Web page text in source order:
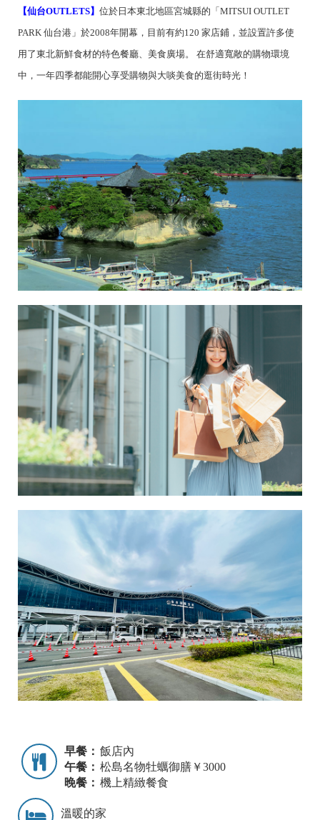
【仙台OUTLETS】 位於日本東北地區宮城縣的「MITSUI OUTLET
PARK 仙台港」於2008年開幕，目前有約120 家店鋪，並設置許多使
用了東北新鮮食材的特色餐廳、美食廣場。 在舒適寬敞的購物環境
中，一年四季都能開心享受購物與大啖美食的逛街時光！
早餐： 飯店內
午餐： 松島名物牡蠣御膳￥3000
晚餐： 機上精緻餐食
溫暖的家